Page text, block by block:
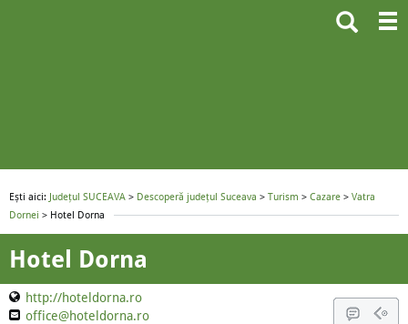
Ești aici: Județul SUCEAVA > Descoperă județul Suceava > Turism > Cazare > Vatra
Dornei > Hotel Dorna
Hotel Dorna
http://hoteldorna.ro
office@hoteldorna.ro